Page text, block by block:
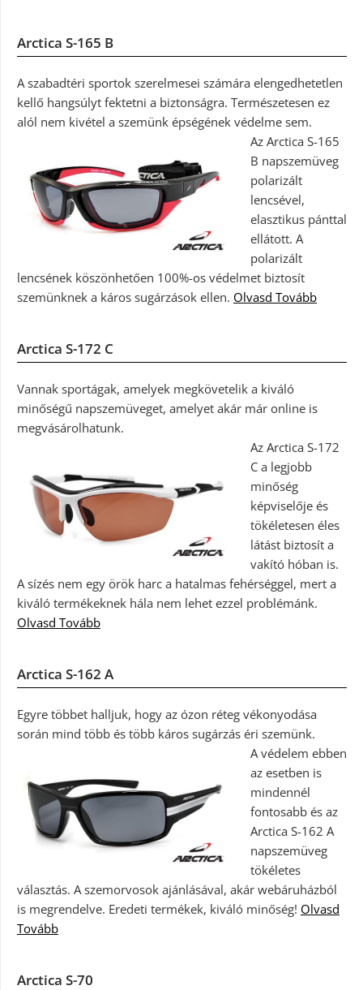
Arctica S-165 B
A szabadtéri sportok szerelmesei számára elengedhetetlen
kellő hangsúlyt fektetni a biztonságra. Természetesen ez
alól nem kivétel a szemünk épségének védelme sem.
Az Arctica S-165
B napszemüveg
polarizált
lencsével,
elasztikus pánttal
ellátott. A
polarizált
lencsének köszönhetően 100%-os védelmet biztosít
szemünknek a káros sugárzások ellen. Olvasd Tovább
Arctica S-172 C
Vannak sportágak, amelyek megkövetelik a kiváló
minőségű napszemüveget, amelyet akár már online is
megvásárolhatunk.
Az Arctica S-172
C a legjobb
minőség
képviselője és
tökéletesen éles
látást biztosít a
vakító hóban is.
A sízés nem egy örök harc a hatalmas fehérséggel, mert a
kiváló termékeknek hála nem lehet ezzel problémánk.
Olvasd Tovább
Arctica S-162 A
Egyre többet halljuk, hogy az ózon réteg vékonyodása
során mind több és több káros sugárzás éri szemünk.
A védelem ebben
az esetben is
mindennél
fontosabb és az
Arctica S-162 A
napszemüveg
tökéletes
választás. A szemorvosok ajánlásával, akár webáruházból
is megrendelve. Eredeti termékek, kiváló minőség! Olvasd
Tovább
Arctica S-70